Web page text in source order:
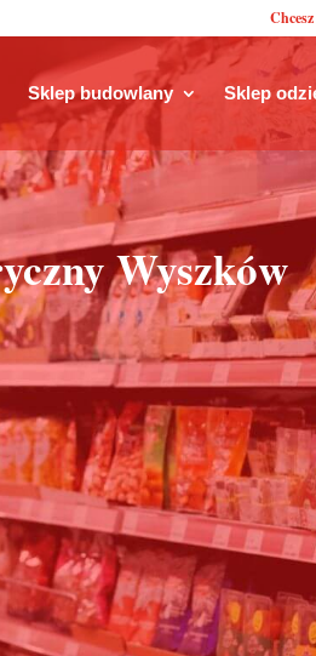
Sklep budowlany Sklep
Wyszków